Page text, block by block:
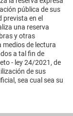
pública de sus
en el
una reserva
y otras
medios de lectura
a tal fin de
- ley 24/2021, de
de sus
sea cual sea su